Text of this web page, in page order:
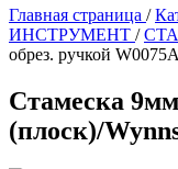
Главная страница /
ИНСТРУМЕНТ /
обрез. ручкой
Стамеска
(плоск)/